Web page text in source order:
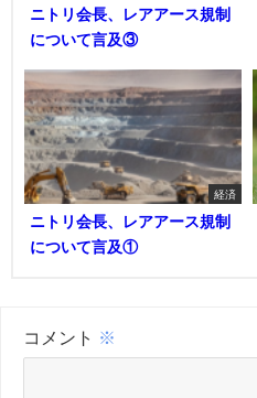
ニトリ会長、レアアース規制
について言及③
経済
ニトリ会長、レアアース規制
について言及①
コメント ※